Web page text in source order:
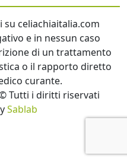
celiachiaitalia.com
e in nessun caso
di un trattamento
o il rapporto diretto
curante.
Tutti i diritti riservati
Sablab